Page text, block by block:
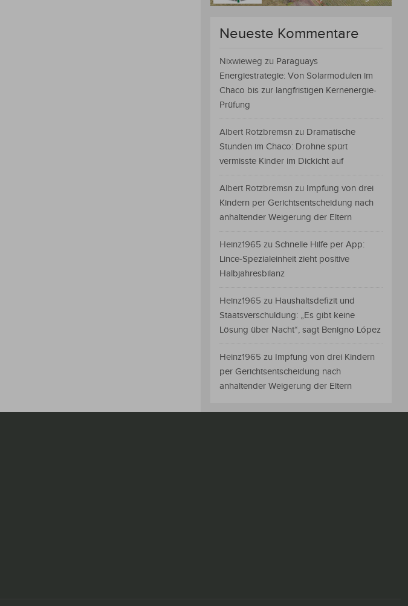
Neueste Kommentare
Nixwieweg zu Paraguays
Energiestrategie: Von Solarmodulen im
Chaco bis zur langfristigen Kernenergie-
Prüfung
Albert Rotzbremsn zu Dramatische
Stunden im Chaco: Drohne spürt
vermisste Kinder im Dickicht auf
Albert Rotzbremsn zu Impfung von drei
Kindern per Gerichtsentscheidung nach
anhaltender Weigerung der Eltern
Heinz1965 zu Schnelle Hilfe per App:
Lince-Spezialeinheit zieht positive
Halbjahresbilanz
Heinz1965 zu Haushaltsdefizit und
Staatsverschuldung: „Es gibt keine
Lösung über Nacht“, sagt Benigno López
Heinz1965 zu Impfung von drei Kindern
per Gerichtsentscheidung nach
anhaltender Weigerung der Eltern